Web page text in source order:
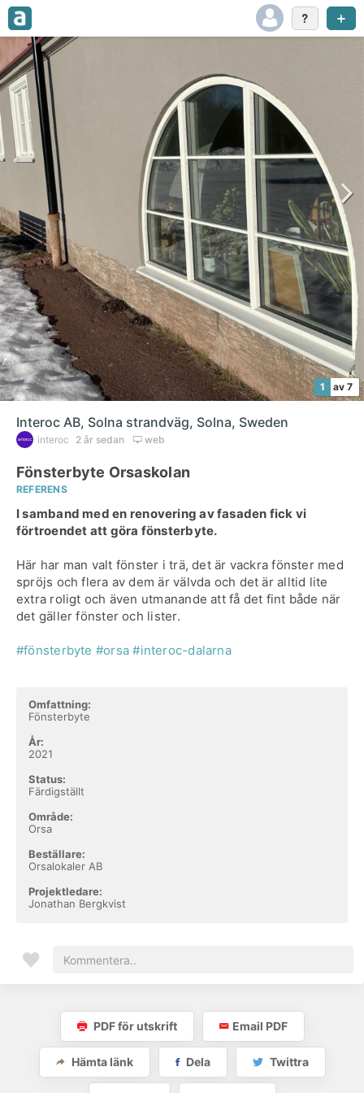
1 av 7
Interoc AB, Solna strandväg, Solna, Sweden
interoc 2 år sedan web
Fönsterbyte Orsaskolan
REFERENS
I samband med en renovering av fasaden fick vi
förtroendet att göra fönsterbyte.
Här har man valt fönster i trä, det är vackra fönster med
spröjs och flera av dem är välvda och det är alltid lite
extra roligt och även utmanande att få det fint både när
det gäller fönster och lister.
#fönsterbyte #orsa #interoc-dalarna
Omfattning:
Fönsterbyte
År:
2021
Status:
Färdigställt
Område:
Orsa
Beställare:
Orsalokaler AB
Projektledare:
Jonathan Bergkvist
PDF för utskrift Email PDF
Hämta länk Dela Twittra